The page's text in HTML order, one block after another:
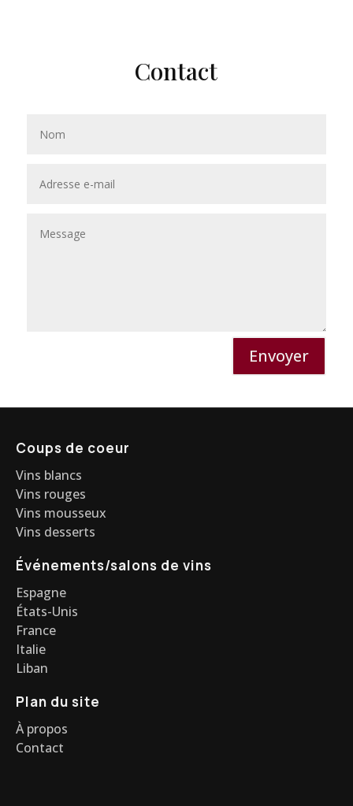
Contact
Envoyer
Coups de coeur
Vins blancs
Vins rouges
Vins mousseux
Vins desserts
Événements/salons de vins
Espagne
États-Unis
France
Italie
Liban
Plan du site
À propos
Contact